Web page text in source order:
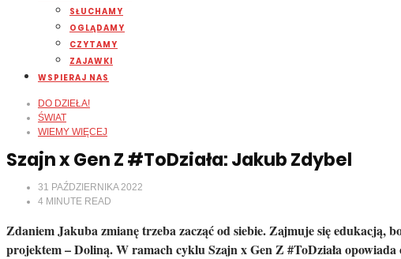
SŁUCHAMY
OGLĄDAMY
CZYTAMY
ZAJAWKI
WSPIERAJ NAS
DO DZIEŁA!
ŚWIAT
WIEMY WIĘCEJ
Szajn x Gen Z #ToDziała: Jakub Zdybel
31 PAŹDZIERNIKA 2022
4 MINUTE READ
Zdaniem Jakuba zmianę trzeba zacząć od siebie. Zajmuje się edukacją,
projektem – Doliną. W ramach cyklu Szajn x Gen Z #ToDziała